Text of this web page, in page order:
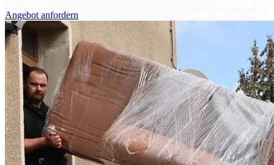
Angebot anfordern